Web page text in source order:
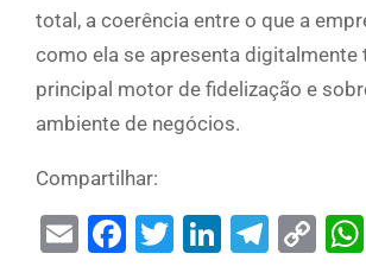
total, a coerência entre o que a
como ela se apresenta digitalmente
principal motor de fidelização e
ambiente de negócios.
Compartilhar:
EmailFacebook
Twitter
LinkedIn